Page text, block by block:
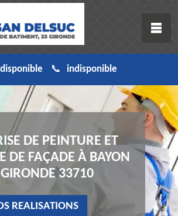
indisponible
DE PEINTURE ET
DE FAÇADE À BAYON
33710
REALISATIONS